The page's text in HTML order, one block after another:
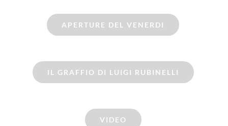
APERTURE DEL VENERDI
IL GRAFFIO DI LUIGI RUBINELLI
VIDEO